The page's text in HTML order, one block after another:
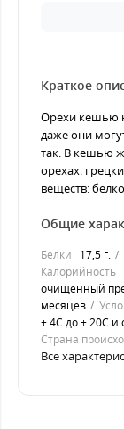
Краткое
Орехи кешью
даже они
так. В кешью
орехах:
веществ:
Общие
Белки 17,5 г.
Калорийность
очищенный
месяцев
+ 4С до + 20С и
Страна
Все